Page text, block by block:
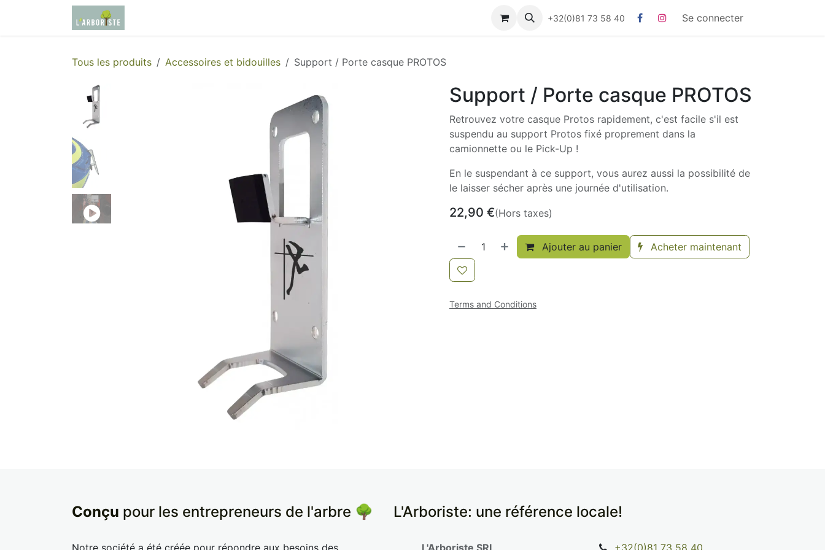
Se rendre au contenu
Contactez-nous +32(0)81 73 58 40 Se connecter
Tous les produits Accessoires et bidouilles Support / Porte casque PROTOS
Support / Porte casque PROTOS
Retrouvez votre casque Protos rapidement, c'est facile s'il est
suspendu au support Protos fixé proprement dans la
camionnette ou le Pick-Up !
En le suspendant à ce support, vous aurez aussi la possibilité de
le laisser sécher après une journée d'utilisation.
22,90 €(Hors taxes)
Ajouter au panier Acheter maintenant
Terms and Conditions
Conçu pour les entrepreneurs de l'arbre 🌳 ​L'Arboriste: une référence locale!